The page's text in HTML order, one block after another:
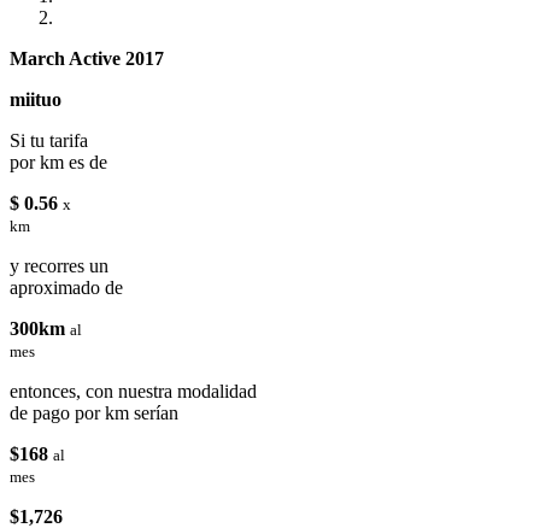
March Active 2017
miituo
Si tu tarifa
por km es de
$ 0.56 x
km
y recorres un
aproximado de
300km al
mes
entonces, con nuestra modalidad
de pago por km serían
$168 al
mes
$1,726